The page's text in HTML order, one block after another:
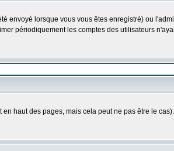
envoyé lorsque vous vous êtes enregistré) ou
périodiquement les comptes des utilisateurs
en haut des pages, mais cela peut ne pas être le